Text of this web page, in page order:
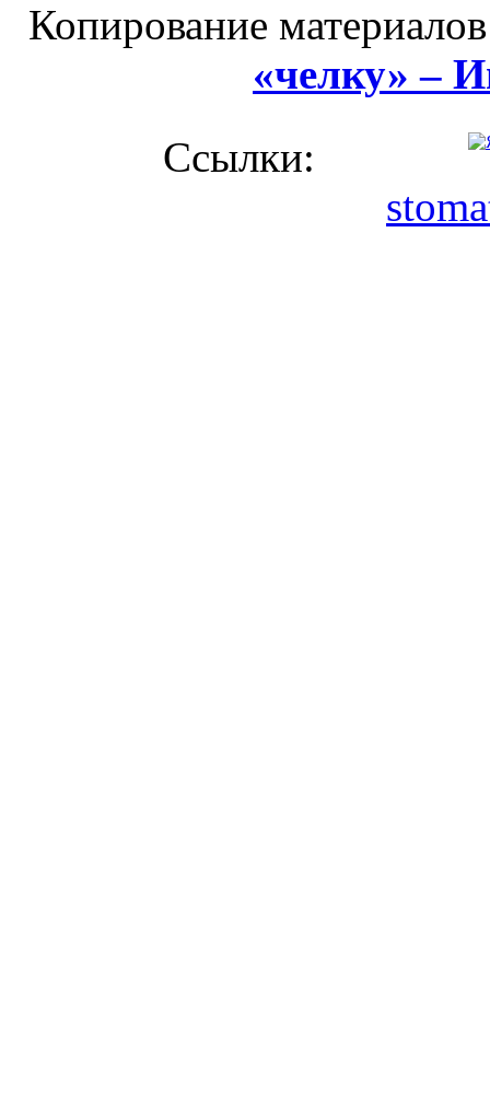
Копирование
«челку» –
Ссылки: